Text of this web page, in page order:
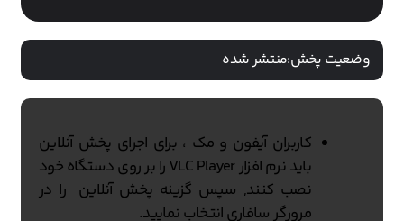
وضعیت پخش:منتشر شده
کاربران آیفون و مک ، برای اجرای پخش آنلاین
باید نرم افزار VLC Player را بر روی دستگاه خود
نصب کنند, سپس گزینه پخش آنلاین را در
مرورگر سافاری انتخاب نمایید.